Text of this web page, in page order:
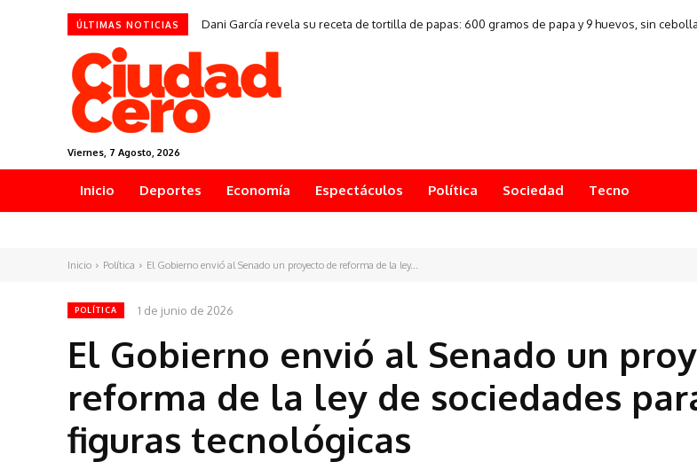
ÚLTIMAS NOTICIAS Dani García revela su receta de tortilla de papas: 600 gramos de papa y 9 huevos, sin cebolla
Viernes, 7 Agosto, 2026
Inicio Deportes Economía Espectáculos Política Sociedad Tecno
Inicio Política El Gobierno envió al Senado un proyecto de reforma de la ley...
POLÍTICA 1 de junio de 2026
El Gobierno envió al Senado un
reforma de la ley de sociedades
figuras tecnológicas